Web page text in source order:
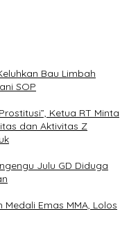
Bau Limbah
SOP
Ketua RT Minta
dan Aktivitas Z
Julu GD Diduga
Emas MMA, Lolos